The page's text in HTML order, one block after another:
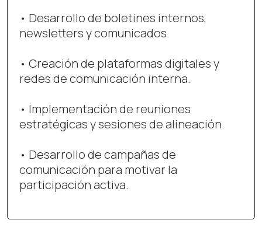
• Desarrollo de boletines internos,
newsletters y comunicados.
• Creación de plataformas digitales y
redes de comunicación interna.
• Implementación de reuniones
estratégicas y sesiones de alineación.
• Desarrollo de campañas de
comunicación para motivar la
participación activa.